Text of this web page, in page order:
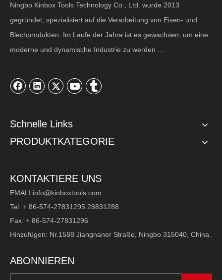
Ningbo Kinbox Tools Technology Co., Ltd. wurde 2013
gegründet, spezialisiert auf die Verarbeitung von Eisen- und
Blechprodukten. Im Laufe der Jahre ist es gewachsen, um eine
moderne und dynamische Industrie zu werden ...
Schnelle Links
PRODUKTKATEGORIE
KONTAKTIERE UNS
EMALI:info@kinboxtools.com
Tel: + 86-574-27831295 28831288
Fax: + 86-574-27831296
Hinzufügen: Nr.1588 Jiangnaner Straße, Ningbo 315040, China.
ABONNIEREN